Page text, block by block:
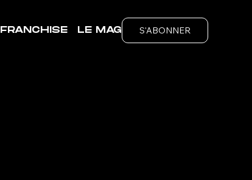
FRANCHISE LE MAG S'ABONNER